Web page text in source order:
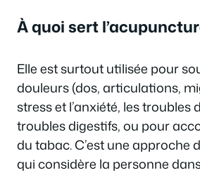
À quoi sert
Elle est surtout utilisée pour
douleurs (dos, articulations,
stress et l’anxiété, les troubles
troubles digestifs, ou pour
du tabac. C’est une approche
qui considère la personne